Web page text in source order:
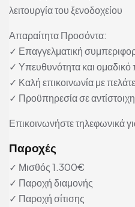
λειτουργία του ξενοδοχείου
Απαραίτητα Προσόντα:
✓ Επαγγελματική
✓ Υπευθυνότητα και ομαδικό
✓ Καλή επικοινωνία με
✓ Προϋπηρεσία σε
Επικοινωνήστε τηλεφωνικά
Παροχές
✓ Μισθός 1.300€
✓ Παροχή διαμονής
✓ Παροχή σίτισης